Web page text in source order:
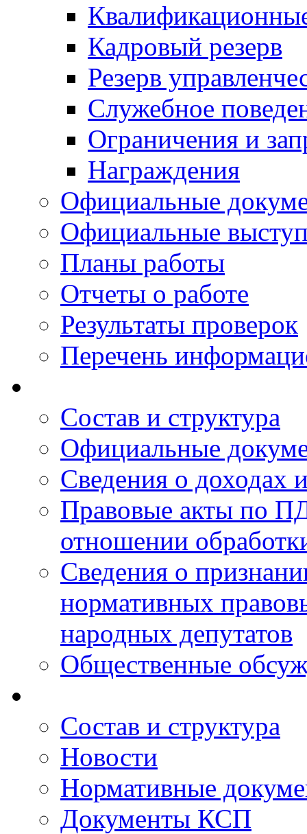
Кадровый резерв
Резерв
Служебное
Ограничения и
Награждения
Официальные
Официальные
Планы работы
Отчеты о работе
Результаты проверок
Перечень
Состав и структура
Официальные
Сведения о доходах
Правовые акты по
отношении
Сведения о
нормативных
народных депутатов
Общественные
Состав и структура
Новости
Нормативные
Документы КСП